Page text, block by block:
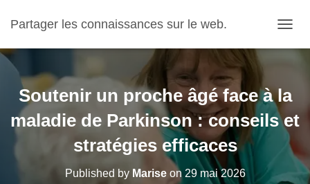
Partager les connaissances sur le web.
Soutenir un proche âgé face à la
maladie de Parkinson : conseils et
stratégies efficaces
Published by Mariseon 29 mai 2026